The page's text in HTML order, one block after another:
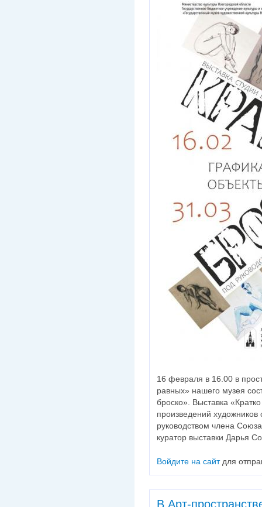
16 февраля в 16.00 в
равных» нашего музея
броско». Выставка
произведений художников
руководством члена
куратор выставки Дарья
Войдите на сайтдля
В Арт-